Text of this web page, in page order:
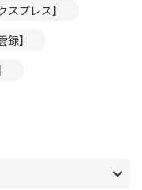
プレス】
】